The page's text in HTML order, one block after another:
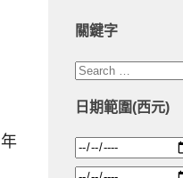
關鍵字
日期範圍(西元)